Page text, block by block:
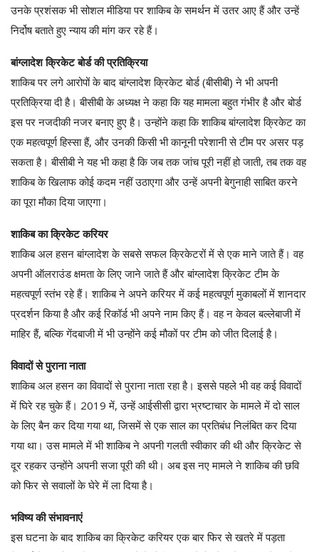
उनके प्रशंसक भी सोशल मीडिया पर शाकिब के समर्थन में उतर आए हैं और उन्हें
निर्दोष बताते हुए न्याय की मांग कर रहे हैं।
बांग्लादेश क्रिकेट बोर्ड की प्रतिक्रिया
शाकिब पर लगे आरोपों के बाद बांग्लादेश क्रिकेट बोर्ड (बीसीबी) ने भी अपनी
प्रतिक्रिया दी है। बीसीबी के अध्यक्ष ने कहा कि यह मामला बहुत गंभीर है और बोर्ड
इस पर नजदीकी नजर बनाए हुए है। उन्होंने कहा कि शाकिब बांग्लादेश क्रिकेट का
एक महत्वपूर्ण हिस्सा हैं, और उनकी किसी भी कानूनी परेशानी से टीम पर असर पड़
सकता है। बीसीबी ने यह भी कहा है कि जब तक जांच पूरी नहीं हो जाती, तब तक वह
शाकिब के खिलाफ कोई कदम नहीं उठाएगा और उन्हें अपनी बेगुनाही साबित करने
का पूरा मौका दिया जाएगा।
शाकिब का क्रिकेट करियर
शाकिब अल हसन बांग्लादेश के सबसे सफल क्रिकेटरों में से एक माने जाते हैं। वह
अपनी ऑलराउंड क्षमता के लिए जाने जाते हैं और बांग्लादेश क्रिकेट टीम के
महत्वपूर्ण स्तंभ रहे हैं। शाकिब ने अपने करियर में कई महत्वपूर्ण मुकाबलों में शानदार
प्रदर्शन किया है और कई रिकॉर्ड भी अपने नाम किए हैं। वह न केवल बल्लेबाजी में
माहिर हैं, बल्कि गेंदबाजी में भी उन्होंने कई मौकों पर टीम को जीत दिलाई है।
विवादों से पुराना नाता
शाकिब अल हसन का विवादों से पुराना नाता रहा है। इससे पहले भी वह कई विवादों
में घिरे रह चुके हैं। 2019 में, उन्हें आईसीसी द्वारा भ्रष्टाचार के मामले में दो साल
के लिए बैन कर दिया गया था, जिसमें से एक साल का प्रतिबंध निलंबित कर दिया
गया था। उस मामले में भी शाकिब ने अपनी गलती स्वीकार की थी और क्रिकेट से
दूर रहकर उन्होंने अपनी सजा पूरी की थी। अब इस नए मामले ने शाकिब की छवि
को फिर से सवालों के घेरे में ला दिया है।
भविष्य की संभावनाएं
इस घटना के बाद शाकिब का क्रिकेट करियर एक बार फिर से खतरे में पड़ता